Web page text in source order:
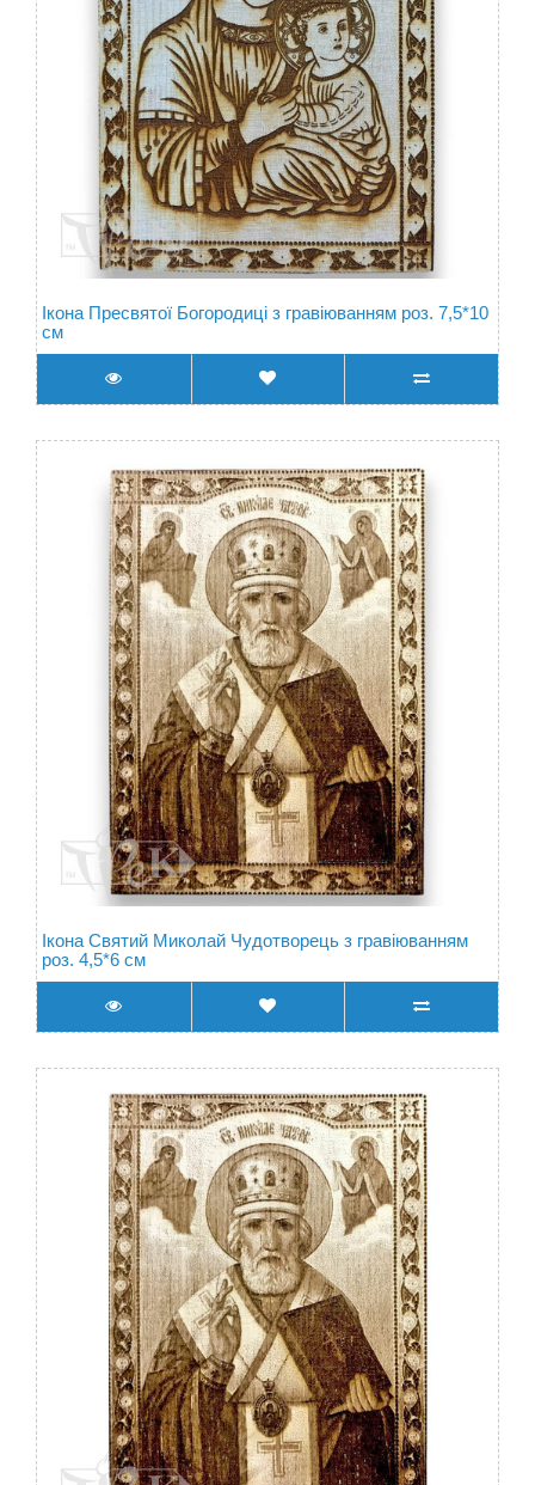
Ікона Пресвятої Богородиці з гравіюванням роз. 7,5*10
см
Ікона Святий Миколай Чудотворець з гравіюванням
роз. 4,5*6 см